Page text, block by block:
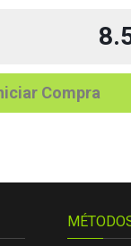
quantity
Compra